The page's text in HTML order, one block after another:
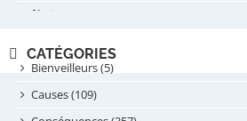
février 2025
septembre 2024
août 2024
CATÉGORIES
Bienveilleurs (5)
Causes (109)